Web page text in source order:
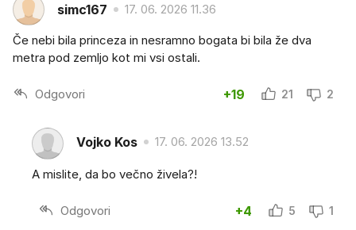
simc167 17. 06. 2026 11.36
Če nebi bila princeza in nesramno bogata bi bila že dva
metra pod zemljo kot mi vsi ostali.
Odgovori +19 21 2
Vojko Kos 17. 06. 2026 13.52
A mislite, da bo večno živela?!
Odgovori +4 5 1